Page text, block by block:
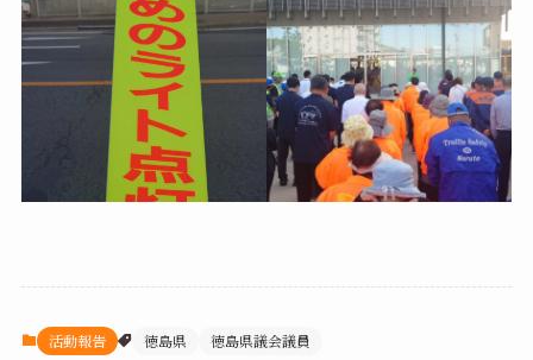
活動報告 徳島県 徳島県議会議員